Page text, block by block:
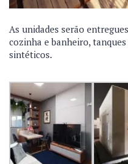
As unidades serão
cozinha e banheiro,
sintéticos.